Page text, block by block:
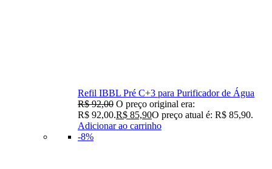
Refil IBBL Pré C+3 para Purificador de Água
R$92,00 O preço original era:
R$ 92,00.R$ 85,90O preço atual é: R$ 85,90.
Adicionar ao carrinho
-8%